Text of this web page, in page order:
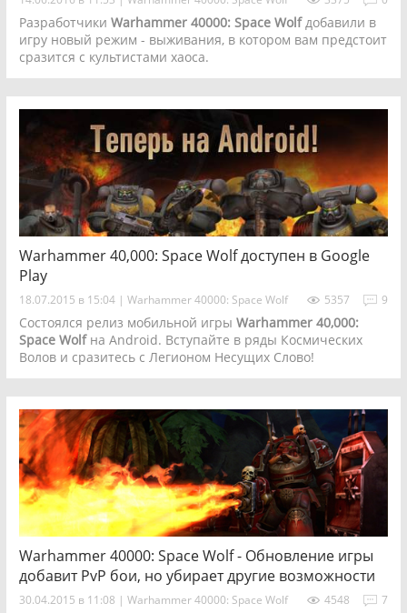
Разработчики Warhammer 40000: Space Wolfдобавили в
игру новый режим - выживания, в котором вам предстоит
сразится с культистами хаоса.
Warhammer 40,000: Space Wolf доступен в Google
Play
18.07.2015 в 15:04 | Warhammer 40000: Space Wolf 9
5357
Состоялся релиз мобильной игры Warhammer 40,000:
Space Wolfна Android. Вступайте в ряды Космических
Волов и сразитесь с Легионом Несущих Слово!
Warhammer 40000: Space Wolf - Обновление игры
добавит PvP бои, но убирает другие возможности
30.04.2015 в 11:08 | Warhammer 40000: Space Wolf 7
4548